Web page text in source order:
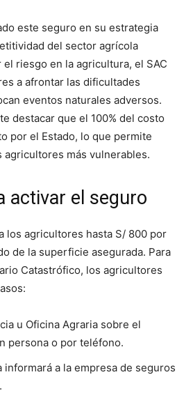
este seguro en su estrategia
del sector agrícola
riesgo en la agricultura, el SAC
a afrontar las dificultades
eventos naturales adversos.
destacar que el 100% del costo
por el Estado, lo que permite
agricultores más vulnerables.
activar el seguro
los agricultores hasta S/ 800 por
de la superficie asegurada. Para
Catastrófico, los agricultores
u Oficina Agraria sobre el
persona o por teléfono.
informará a la empresa de seguros